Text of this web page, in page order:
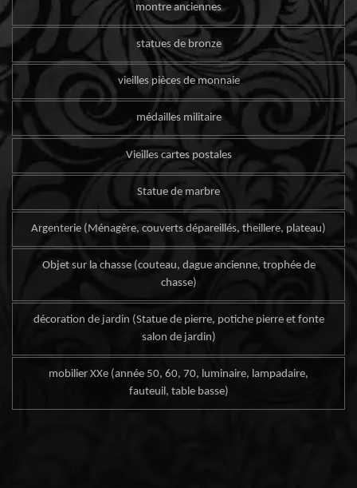
montre anciennes
statues de bronze
vieilles pièces de monnaie
médailles militaire
Vieilles cartes postales
Statue de marbre
Argenterie (Ménagère, couverts dépareillés, theillere, plateau)
Objet sur la chasse (couteau, dague ancienne, trophée de
chasse)
décoration de jardin (Statue de pierre, potiche pierre et fonte
salon de jardin)
mobilier XXe (année 50, 60, 70, luminaire, lampadaire,
fauteuil, table basse)